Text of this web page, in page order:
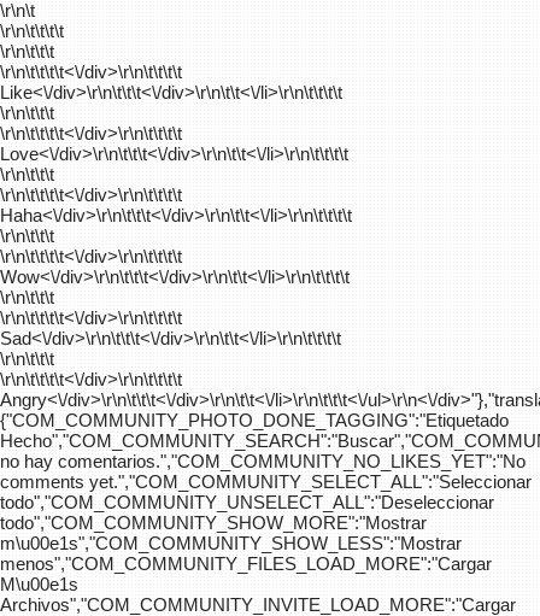
\r\n\t
\r\n\t\t\t\t
\r\n\t\t\t
\r\n\t\t\t\t<\/div>\r\n\t\t\t\t
Like<\/div>\r\n\t\t\t<\/div>\r\n\t\t<\/li>\r\n\t\t\t\t
\r\n\t\t\t
\r\n\t\t\t\t<\/div>\r\n\t\t\t\t
Love<\/div>\r\n\t\t\t<\/div>\r\n\t\t<\/li>\r\n\t\t\t\t
\r\n\t\t\t
\r\n\t\t\t\t<\/div>\r\n\t\t\t\t
Haha<\/div>\r\n\t\t\t<\/div>\r\n\t\t<\/li>\r\n\t\t\t\t
\r\n\t\t\t
\r\n\t\t\t\t<\/div>\r\n\t\t\t\t
Wow<\/div>\r\n\t\t\t<\/div>\r\n\t\t<\/li>\r\n\t\t\t\t
\r\n\t\t\t
\r\n\t\t\t\t<\/div>\r\n\t\t\t\t
Sad<\/div>\r\n\t\t\t<\/div>\r\n\t\t<\/li>\r\n\t\t\t\t
\r\n\t\t\t
\r\n\t\t\t\t<\/div>\r\n\t\t\t\t
Angry<\/div>\r\n\t\t\t<\/div>\r\n\t\t<\/li>\r\n\t\t\t<\/ul>\r\n<\/
{"COM_COMMUNITY_PHOTO_DONE_TAGGING":"Etiquetado
no hay comentarios.","COM_COMMUNITY_NO_LIKES_YET":"No
comments yet.","COM_COMMUNITY_SELECT_ALL":"Seleccionar
todo","COM_COMMUNITY_UNSELECT_ALL":"Deseleccionar
todo","COM_COMMUNITY_SHOW_MORE":"Mostrar
m\u00e1s","COM_COMMUNITY_SHOW_LESS":"Mostrar
menos","COM_COMMUNITY_FILES_LOAD_MORE":"Cargar
M\u00e1s
Archivos","COM_COMMUNITY_INVITE_LOAD_MORE":"Cargar